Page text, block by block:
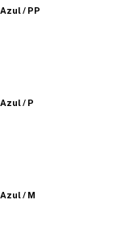
Azul / PP
Azul / P
Azul / M